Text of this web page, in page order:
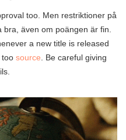
too. Men restriktioner på
även om poängen är fin.
a new title is released
too source . Be careful giving